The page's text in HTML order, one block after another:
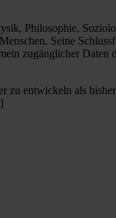
Philosophie,
Seine
zugänglicher Daten
zu entwickeln als